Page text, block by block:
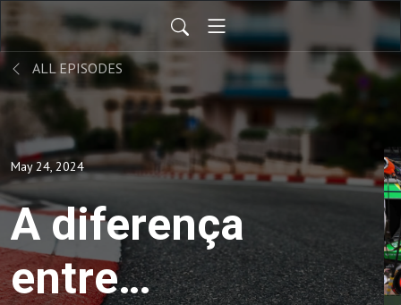
ALL EPISODES
May 24, 2024
A diferença
entre